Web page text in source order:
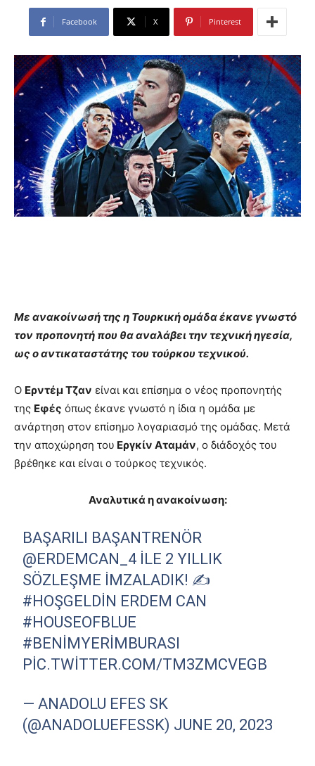
Facebook X Pinterest
Με ανακοίνωσή της η Τουρκική ομάδα έκανε γνωστό
τον προπονητή που θα αναλάβει την τεχνική ηγεσία,
ως ο αντικαταστάτης του τούρκου τεχνικού.
Ο Ερντέμ Τζαν είναι και επίσημα ο νέος προπονητής
της Εφές όπως έκανε γνωστό η ίδια η ομάδα με
ανάρτηση στον επίσημο λογαριασμό της ομάδας. Μετά
την αποχώρηση του Εργκίν Αταμάν, ο διάδοχός του
βρέθηκε και είναι ο τούρκος τεχνικός.
Αναλυτικά η ανακοίνωση:
BAŞARILI BAŞANTRENÖR
@ERDEMCAN_4 ILE 2 YILLIK
SÖZLEŞME IMZALADIK! ✍️
#HOŞGELDIN ERDEM CAN
#HOUSEOFBLUE
#BENIMYERIMBURASI
PIC.TWITTER.COM/TM3ZMCVEGB
— ANADOLU EFES SK
(@ANADOLUEFESSK) JUNE 20, 2023